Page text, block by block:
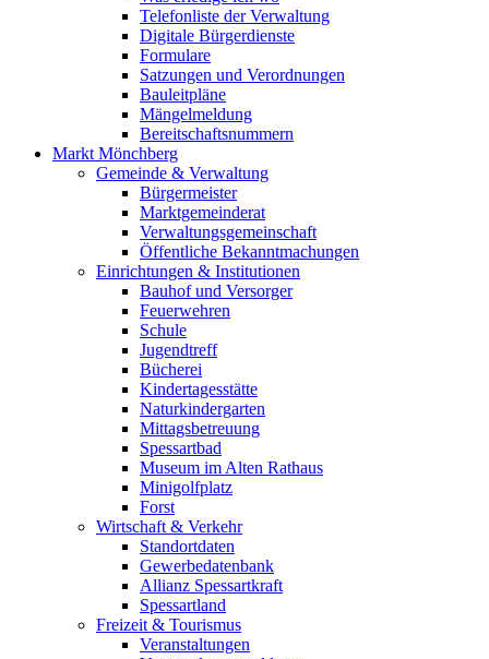
Telefonliste der Verwaltung
Digitale Bürgerdienste
Formulare
Satzungen und Verordnungen
Bauleitpläne
Mängelmeldung
Bereitschaftsnummern
Markt Mönchberg
Gemeinde & Verwaltung
Bürgermeister
Marktgemeinderat
Verwaltungsgemeinschaft
Öffentliche Bekanntmachungen
Einrichtungen & Institutionen
Bauhof und Versorger
Feuerwehren
Schule
Jugendtreff
Bücherei
Kindertagesstätte
Naturkindergarten
Mittagsbetreuung
Spessartbad
Museum im Alten Rathaus
Minigolfplatz
Forst
Wirtschaft & Verkehr
Standortdaten
Gewerbedatenbank
Allianz Spessartkraft
Spessartland
Freizeit & Tourismus
Veranstaltungen